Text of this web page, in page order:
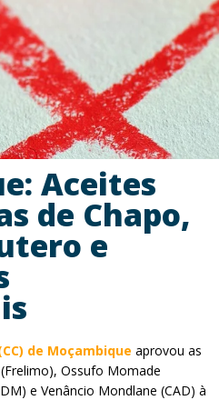
Aceites
de Chapo,
e
de Moçambique aprovou as
Ossufo Momade
e Venâncio Mondlane (CAD) à